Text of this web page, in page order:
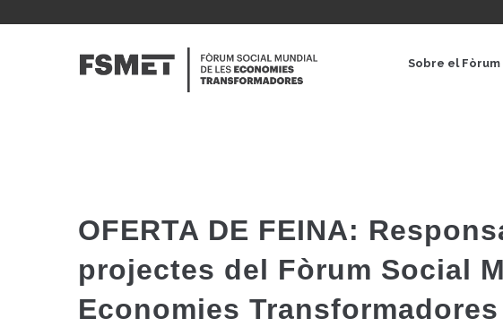
PRINCIPALSobre el Fòrum
OFERTA DE FEINA:
projectes del Fòrum Social
Economies